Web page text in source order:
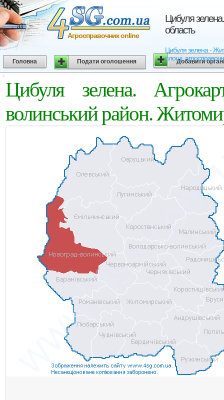
Цибуля
область
Цибуля зелена -
площі,
Агросправочник online
Головна Подати оголошення Добавити
Цибуля зелена.
волинський район.